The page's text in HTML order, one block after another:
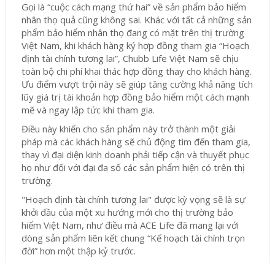
Gọi là “cuộc cách mạng thứ hai” về sản phẩm bảo hiểm
nhân thọ quả cũng không sai. Khác với tất cả những sản
phẩm bảo hiểm nhân thọ đang có mặt trên thị trường
Việt Nam, khi khách hàng ký hợp đồng tham gia “Hoạch
định tài chính tương lai”, Chubb Life Việt Nam sẽ chịu
toàn bộ chi phí khai thác hợp đồng thay cho khách hàng.
Ưu điểm vượt trội này sẽ giúp tăng cường khả năng tích
lũy giá trị tài khoản hợp đồng bảo hiểm một cách mạnh
mẽ và ngay lập tức khi tham gia.
Điều này khiến cho sản phẩm này trở thành một giải
pháp mà các khách hàng sẽ chủ động tìm đến tham gia,
thay vì đại diện kinh doanh phải tiếp cận và thuyết phục
họ như đối với đại đa số các sản phẩm hiện có trên thị
trường.
"Hoạch định tài chính tương lai" được kỳ vọng sẽ là sự
khởi đầu của một xu hướng mới cho thị trường bảo
hiểm Việt Nam, như điều mà ACE Life đã mang lại với
dòng sản phẩm liên kết chung “Kế hoạch tài chính trọn
đời” hơn một thập kỷ trước.